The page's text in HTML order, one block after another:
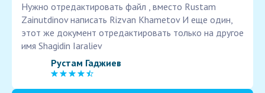
Нужно отредактировать файл , вместо Rustam
Zainutdinov написать Rizvan Khametov И еще один,
этот же документ отредактировать только на другое
имя Shagidin Iaraliev
Рустам Гаджиев